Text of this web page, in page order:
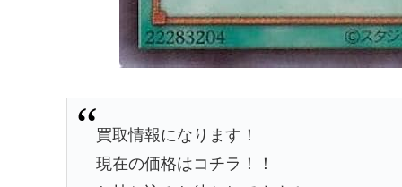
買取情報になります！
現在の価格はコチラ！！